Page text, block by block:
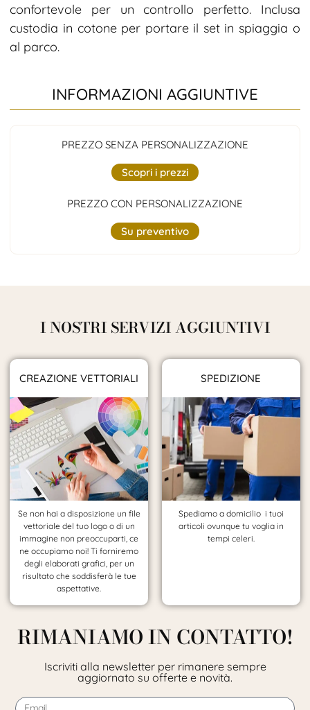
confortevole per un controllo perfetto. Inclusa
custodia in cotone per portare il set in spiaggia o
al parco.
INFORMAZIONI AGGIUNTIVE
PREZZO SENZA PERSONALIZZAZIONE
Scopri i prezzi
PREZZO CON PERSONALIZZAZIONE
Su preventivo
I NOSTRI SERVIZI AGGIUNTIVI
CREAZIONE VETTORIALI
Se non hai a disposizione un file
vettoriale del tuo logo o di un
immagine non preoccuparti, ce
ne occupiamo noi! Ti forniremo
degli elaborati grafici, per un
risultato che soddisferà le tue
aspettative.
SPEDIZIONE
Spediamo a domicilio i tuoi
articoli ovunque tu voglia in
tempi celeri.
RIMANIAMO IN CONTATTO!
Iscriviti alla newsletter per rimanere sempre
aggiornato su offerte e novità.